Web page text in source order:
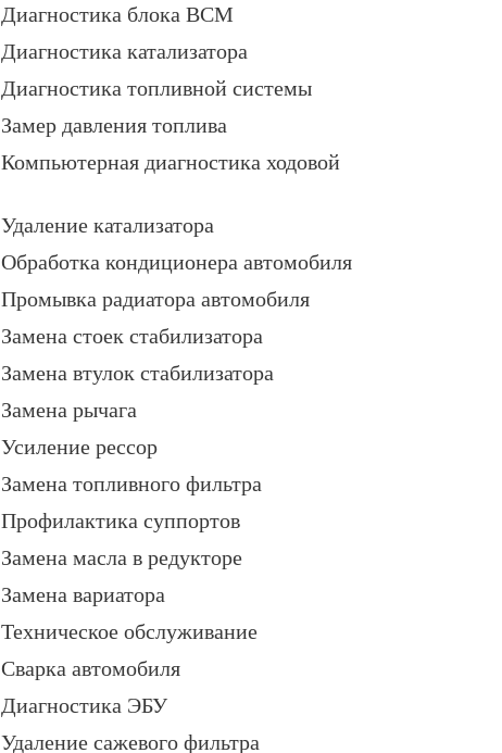
Диагностика блока BCM
Диагностика катализатора
Диагностика топливной системы
Замер давления топлива
Компьютерная диагностика ходовой
Удаление катализатора
Обработка кондиционера автомобиля
Промывка радиатора автомобиля
Замена стоек стабилизатора
Замена втулок стабилизатора
Замена рычага
Усиление рессор
Замена топливного фильтра
Профилактика суппортов
Замена масла в редукторе
Замена вариатора
Техническое обслуживание
Сварка автомобиля
Диагностика ЭБУ
Удаление сажевого фильтра